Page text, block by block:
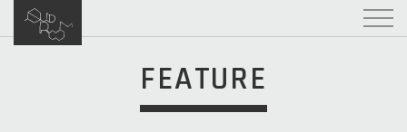
FEATURE